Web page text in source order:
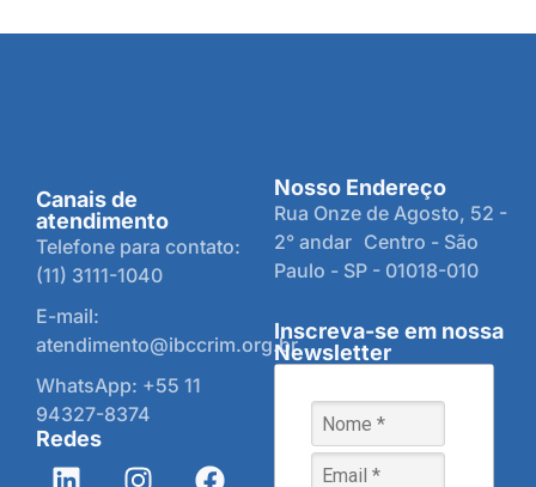
Canais de
atendimento
Telefone para contato:
(11) 3111-1040
E-mail:
atendimento@ibccrim.org.br
WhatsApp: +55 11
94327-8374
Redes
Nosso Endereço
Rua Onze de Agosto, 52 -
2° andar Centro - São
Paulo - SP - 01018-010
Inscreva-se em nossa
Newsletter